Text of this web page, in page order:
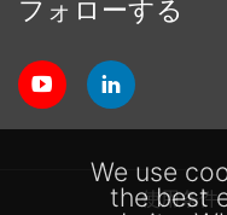
フォローする
使用条件
We use
the best